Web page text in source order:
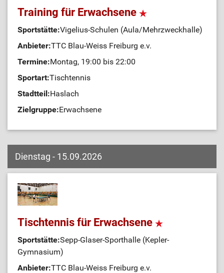
Training für Erwachsene
Sportstätte:Vigelius-Schulen (Aula/Mehrzweckhalle)
Anbieter:TTC Blau-Weiss Freiburg e.v.
Termine:Montag, 19:00 bis 22:00
Sportart:Tischtennis
Stadtteil:Haslach
Zielgruppe:Erwachsene
Dienstag - 15.09.2026
Tischtennis für Erwachsene
Sportstätte:Sepp-Glaser-Sporthalle (Kepler-
Gymnasium)
Anbieter:TTC Blau-Weiss Freiburg e.v.